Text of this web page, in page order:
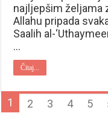
najljepšim željama
Allahu pripada
Saalih al-
…
Čitaj...
1 2 3 4 5